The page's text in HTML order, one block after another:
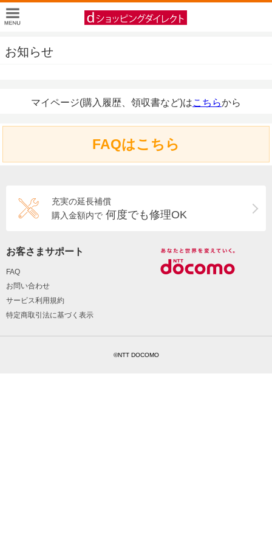
お知らせ
マイページ(購入履歴、領収書など)はこちらから
FAQはこちら
充実の延長補償
購入金額内で 何度でも修理OK
お客さまサポート
FAQ
お問い合わせ
サービス利用規約
特定商取引法に基づく表示
©NTT DOCOMO